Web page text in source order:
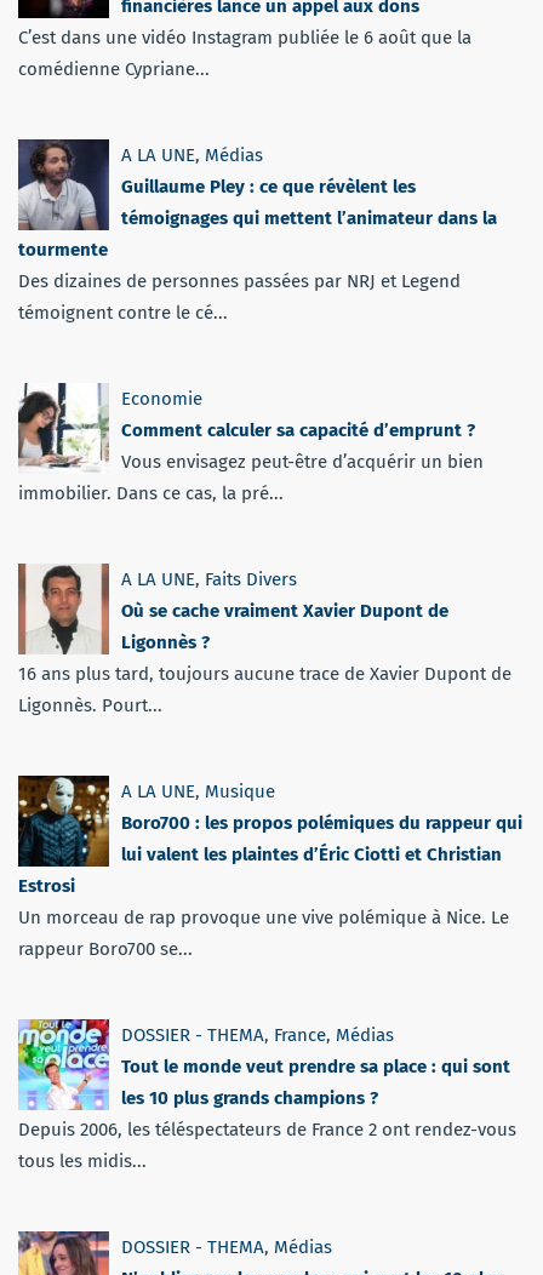
financières lance un appel aux dons
C’est dans une vidéo Instagram publiée le 6 août que la
comédienne Cypriane...
A LA UNE, Médias
Guillaume Pley : ce que révèlent les
témoignages qui mettent l’animateur dans la
tourmente
Des dizaines de personnes passées par NRJ et Legend
témoignent contre le cé...
Economie
Comment calculer sa capacité d’emprunt ?
Vous envisagez peut-être d’acquérir un bien
immobilier. Dans ce cas, la pré...
A LA UNE, Faits Divers
Où se cache vraiment Xavier Dupont de
Ligonnès ?
16 ans plus tard, toujours aucune trace de Xavier Dupont de
Ligonnès. Pourt...
A LA UNE, Musique
Boro700 : les propos polémiques du rappeur qui
lui valent les plaintes d’Éric Ciotti et Christian
Estrosi
Un morceau de rap provoque une vive polémique à Nice. Le
rappeur Boro700 se...
DOSSIER - THEMA, France, Médias
Tout le monde veut prendre sa place : qui sont
les 10 plus grands champions ?
Depuis 2006, les téléspectateurs de France 2 ont rendez-vous
tous les midis...
DOSSIER - THEMA, Médias